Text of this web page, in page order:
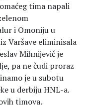
tima napali
i Omoniju u
Varšave eliminisala
Mihnijevič je
pa ne čudi proraz
je u subotu
u derbiju HNL-a.
timova.